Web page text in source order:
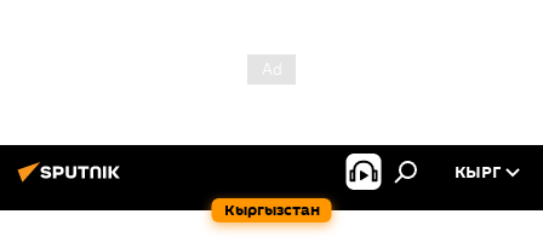
Кыргызстан
КЫРГ